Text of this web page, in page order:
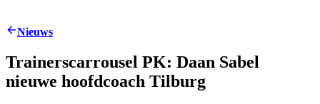
Nieuws
Trainerscarrousel PK: Daan Sabel
nieuwe hoofdcoach Tilburg